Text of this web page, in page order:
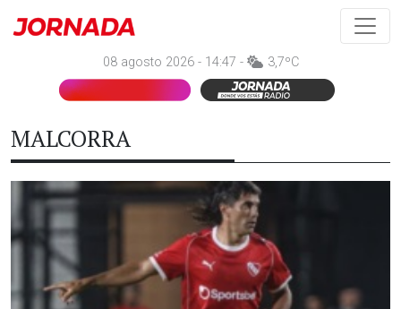
08 agosto 2026 - 14:47 - 3,7ºC
MALCORRA